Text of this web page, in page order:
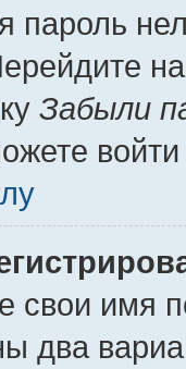
пароль
Забыли
свои имя
два